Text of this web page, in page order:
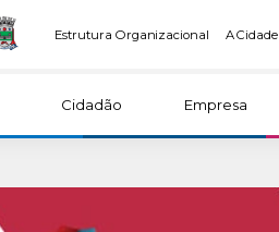
Estrutura Organizacional A Cidade
Cidadão Empresa